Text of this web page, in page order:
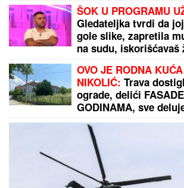
DRAMA KOD NUKLEARKE U
komšije uradile zbog niskog